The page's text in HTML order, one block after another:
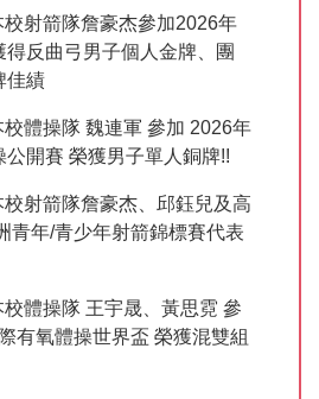
校射箭隊詹豪杰參加2026年
反曲弓男子個人金牌、團
佳績
校體操隊 魏連軍 參加 2026年
開賽 榮獲男子單人銅牌!!
校射箭隊詹豪杰、邱鈺兒及高
青年/青少年射箭錦標賽代表
校體操隊 王宇晟、黃思霓 參
有氧體操世界盃 榮獲混雙組